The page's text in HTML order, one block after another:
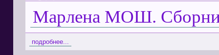
Марлена МОШ.
подробнее...